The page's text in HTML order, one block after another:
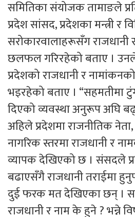
समितिका संयोजक तामाङले
प्रदेश सांसद, प्रदेशका मन्त्री र
सरोकारवालाहरूसँग राजधानी
छलफल गरिरहेको बताए ।
प्रदेशको राजधानी र
भइरहेको बताए । “सहमतीमा
दिएको व्यवस्था अनुरूप अघि
अहिले प्रदेशमा राजनीतिक नेता,
नागरिक स्तरमा राजधानी र
व्यापक देखिएको छ । संसदले
बढाएसँगै राजधानी तराईमा
दुई फरक मत देखिएका छन् ।
राजधानी र नाम के हुने ? भन्ने